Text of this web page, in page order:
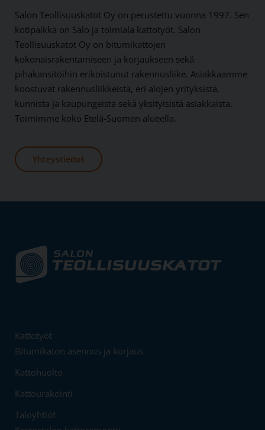
Salon Teollisuuskatot Oy on perustettu vuonna 1997. Sen
kotipaikka on Salo ja toimiala kattotyöt. Salon
Teollisuuskatot Oy on bitumikattojen
kokonaisrakentamiseen ja korjaukseen sekä
pihakansitöihin erikoistunut rakennusliike. Asiakkaamme
koostuvat rakennusliikkeistä, eri alojen yrityksistä,
kunnista ja kaupungeista sekä yksityisistä asiakkaista.
Toimimme koko Etelä-Suomen alueella.
Yhteystiedot
Kattotyöt
Bitumikaton asennus ja korjaus
Kattohuolto
Kattourakointi
Taloyhtiöt